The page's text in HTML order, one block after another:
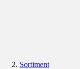
Sortiment